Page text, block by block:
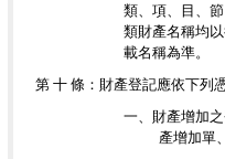
類、項、目、
類財產名稱均
載名稱為準。
第 十 條：財產登記應依下列
一、財產增加
產增加單